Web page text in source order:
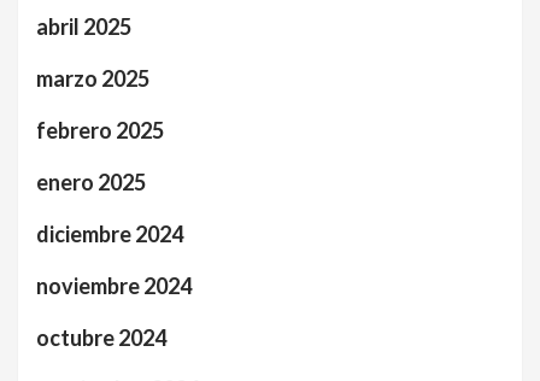
abril 2025
marzo 2025
febrero 2025
enero 2025
diciembre 2024
noviembre 2024
octubre 2024